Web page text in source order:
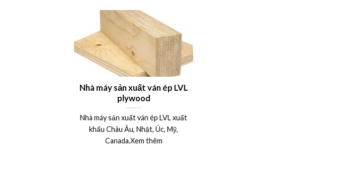
Nhà máy sản xuất ván ép LVL
plywood
Nhà máy sản xuất ván ép LVL xuất
khẩu Châu Âu, Nhật, Úc, Mỹ,
Canada.Xem thêm